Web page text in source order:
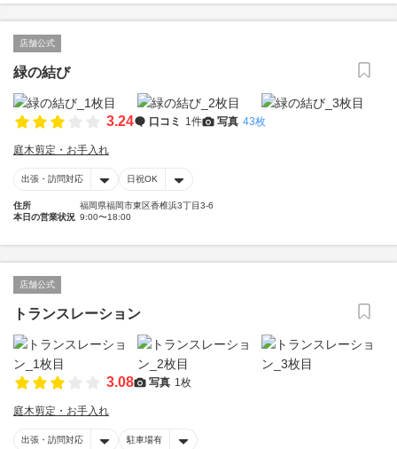
店舗公式
緑の結び
3.24 口コミ 1件 写真 43枚
庭木剪定・お手入れ
出張・訪問対応 日祝OK
住所
福岡県福岡市東区香椎浜3丁目3-6
本日の営業状況 9:00〜18:00
店舗公式
トランスレーション
3.08 写真 1枚
庭木剪定・お手入れ
出張・訪問対応 駐車場有